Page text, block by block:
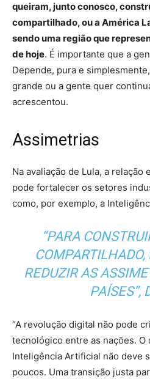
queiram, junto conosco,
compartilhado, ou a América
sendo uma região que
de hoje. É importante que a
Depende, pura e
grande ou a gente quer
acrescentou.
Assimetrias
Na avaliação de Lula, a relação
pode fortalecer os setores
como, por exemplo, a
“PARA
COMPARTILHADO,
REDUZIR AS
PAÍSES”,
“A revolução digital não pode
tecnológico entre as nações.
Inteligência Artificial não deve
poucos. Uma transição justa